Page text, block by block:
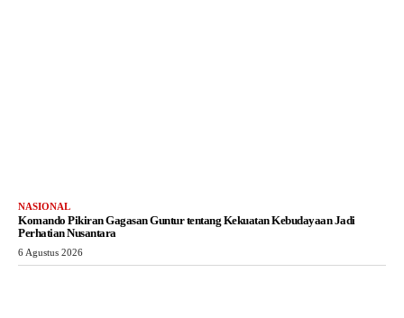
NASIONAL
Komando Pikiran Gagasan Guntur tentang Kekuatan Kebudayaan Jadi
Perhatian Nusantara
6 Agustus 2026